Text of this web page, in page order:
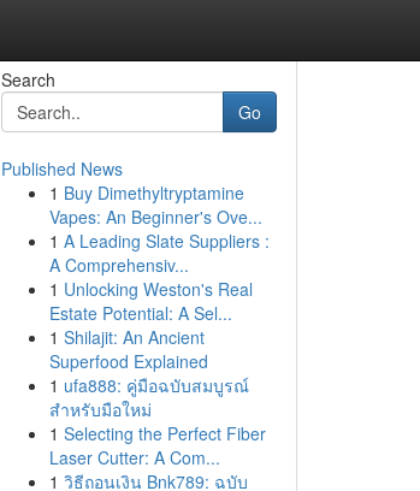
Search
Go
Published News
1 Buy Dimethyltryptamine
Vapes: An Beginner's Ove...
1 A Leading Slate Suppliers :
A Comprehensiv...
1 Unlocking Weston's Real
Estate Potential: A Sel...
1 Shilajit: An Ancient
Superfood Explained
1 ufa888: คู่มือฉบับสมบูรณ์
สำหรับมือใหม่
1 Selecting the Perfect Fiber
Laser Cutter: A Com...
1 วิธีถอนเงิน Bnk789: ฉบับ